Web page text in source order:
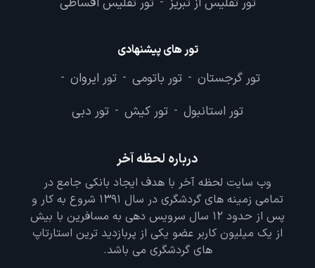
تور های پیشنهادی
تور گرجستان - تور باتومی - تور ایروان -
تور استانبول - تور کیش - تور دبی
درباره لحظه آخر
وب سایت لحظه آخر با هدف ایجاد بانکی جامع در
تمامی زمینه های گردشگری در سال 1391 شروع به کار و
پس از حدود 12 سال سرویس دهی به مسافرین با بیش
از یک میلیون کاربر عضو یکی از پربازدید ترین استارتاپ
های گردشگری می باشد.